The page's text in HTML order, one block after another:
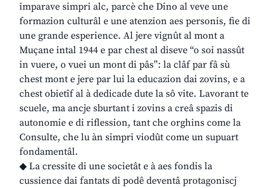
imparave simpri alc, parcè che Dino al veve une
formazion culturâl e une atenzion aes personis, fie di
une grande esperience. Al jere vignût al mont a
Muçane intal 1944 e par chest al diseve “o soi nassût
in vuere, o vuei un mont di pâs”: la clâf par fâ sù
chest mont e jere par lui la educazion dai zovins, e a
chest obietîf al à dedicade dute la sô vite. Lavorant te
scuele, ma ancje sburtant i zovins a creâ spazis di
autonomie e di riflession, tant che orghins come la
Consulte, che lu àn simpri viodût come un supuart
fondamentâl.
◆ La cressite di une societât e à aes fondis la
cussience dai fantats di podê deventâ protagoniscj